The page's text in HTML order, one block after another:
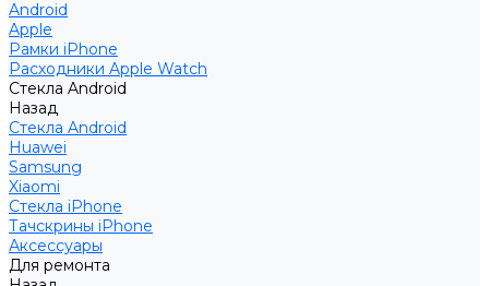
Android
Apple
Рамки iPhone
Расходники Apple Watch
Стекла Android
Назад
Стекла Android
Huawei
Samsung
Xiaomi
Стекла iPhone
Тачскрины iPhone
Аксессуары
Для ремонта